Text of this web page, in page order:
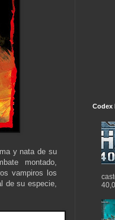
y nata de su
montado,
vampiros los
de su especie,
Codex